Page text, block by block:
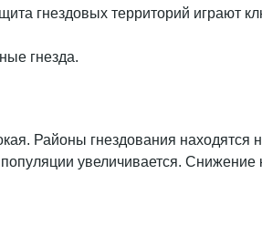
гнездовых территорий играют
Районы гнездования находятся
увеличивается.